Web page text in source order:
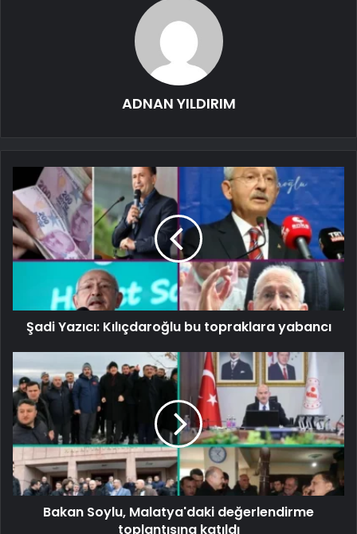
ADNAN YILDIRIM
Şadi Yazıcı: Kılıçdaroğlu bu topraklara yabancı
Bakan Soylu, Malatya'daki değerlendirme
toplantısına katıldı